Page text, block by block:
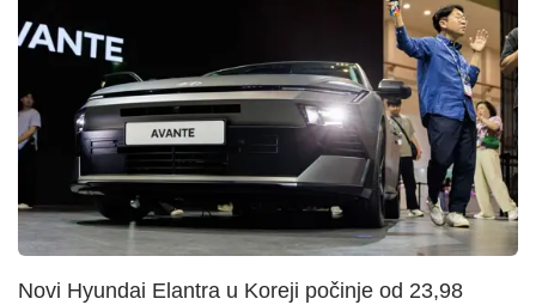
Novi Hyundai Elantra u Koreji počinje od 23,98